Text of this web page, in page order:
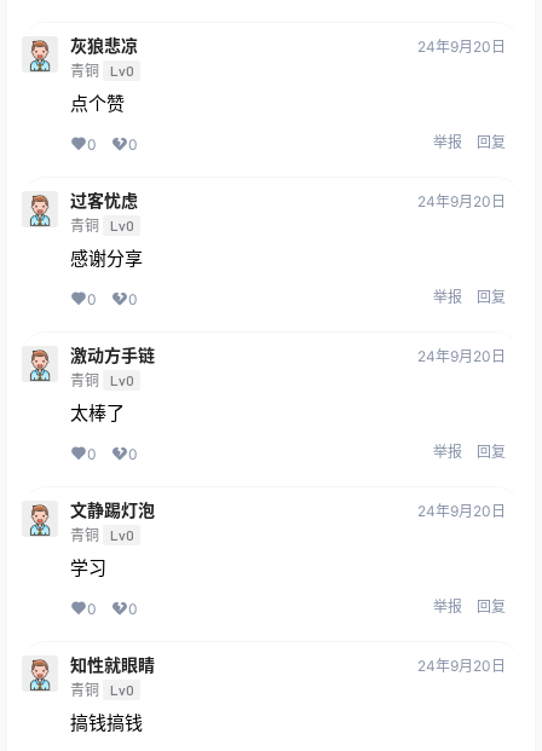
灰狼悲凉
青铜 Lv0
24年9月20日
点个赞
0 0 举报 回复
过客忧虑
青铜 Lv0
24年9月20日
感谢分享
0 0 举报 回复
激动方手链
青铜 Lv0
24年9月20日
太棒了
0 0 举报 回复
文静踢灯泡
青铜 Lv0
24年9月20日
学习
0 0 举报 回复
知性就眼睛
青铜 Lv0
24年9月20日
搞钱搞钱